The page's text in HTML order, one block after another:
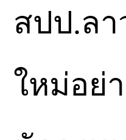
สปป.ล
ใหม่อย่